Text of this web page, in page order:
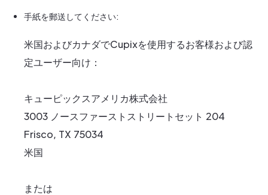
手紙を郵送してください:
米国およびカナダでCupixを使用するお客様および認
定ユーザー向け：
キューピックスアメリカ株式会社
3003 ノースファーストストリートセット 204
Frisco, TX 75034
米国
または